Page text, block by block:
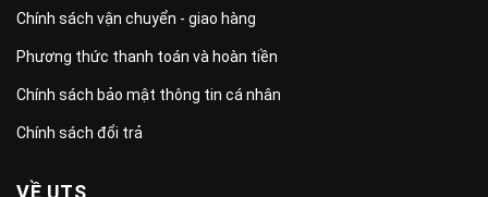
Chính sách vận chuyển - giao hàng
Phương thức thanh toán và hoàn tiền
Chính sách bảo mật thông tin cá nhân
Chính sách đổi trả